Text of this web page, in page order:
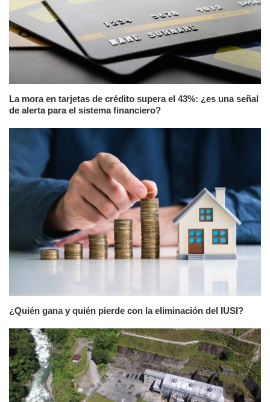
La mora en tarjetas de crédito supera el 43%: ¿es una señal
de alerta para el sistema financiero?
¿Quién gana y quién pierde con la eliminación del IUSI?